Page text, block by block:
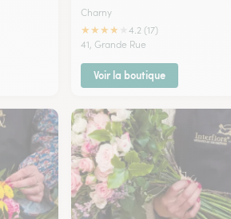
Charny
★★★★
4.2 (17)
41, Grande Rue
Voir la boutique